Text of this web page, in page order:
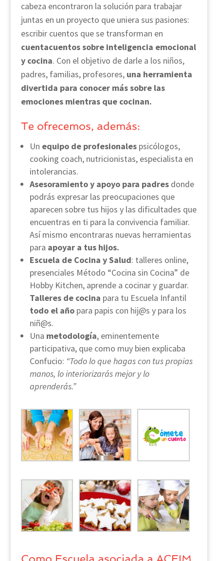
cabeza encontraron la solución para trabajar
juntas en un proyecto que uniera sus pasiones:
escribir cuentos que se transforman en
cuentacuentos sobre inteligencia emocional
y cocina. Con el objetivo de darle a los niños,
padres, familias, profesores,una herramienta
divertida para conocer más sobre las
emociones mientras que cocinan.
Te ofrecemos, además:
Un equipo de profesionalespsicólogos,
cooking coach, nutricionistas, especialista en
intolerancias.
Asesoramiento y apoyo para padresdonde
podrás expresar las preocupaciones que
aparecen sobre tus hijos y las dificultades que
encuentras en ti para la convivencia familiar.
Así mismo encontraras nuevas herramientas
para apoyar a tus hijos.
Escuela de Cocina y Salud: talleres online,
presenciales Método “Cocina sin Cocina” de
Hobby Kitchen, aprende a cocinar y guardar.
Talleres de cocina para tu Escuela Infantil
todo el añopara papis con hij@s y para los
niñ@s.
Una metodología, eminentemente
participativa, que como muy bien explicaba
Confucio: “Todo lo que hagas con tus propias
manos, lo interiorizarás mejor y lo
aprenderás.”
Como Escuela asociada a ACEIM